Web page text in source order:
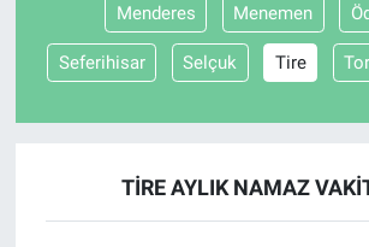
Menderes Menemen
Seferihisar Selçuk Tire
TIRE AYLIK NAMAZ